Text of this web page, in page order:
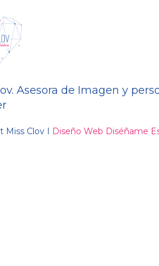
Asesora de Imagen y
Miss Clov I Diseño Web Diséñame